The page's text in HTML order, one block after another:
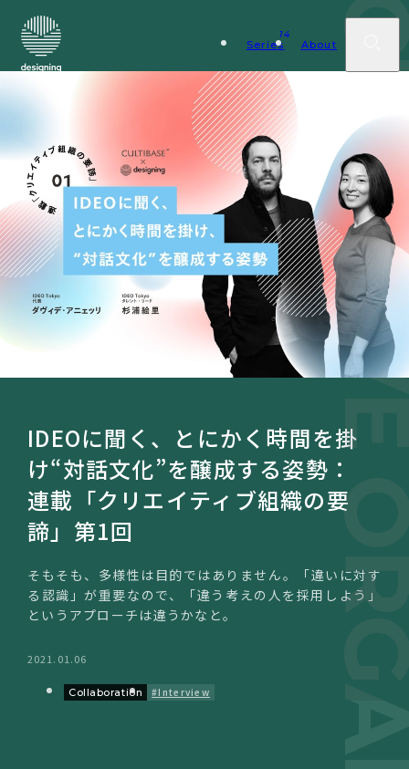
Series
14
About
IDEOに聞く、とにかく時間を掛
け“対話文化”を醸成する姿勢：
連載「クリエイティブ組織の要
諦」第1回
そもそも、多様性は目的ではありません。「違いに対す
る認識」が重要なので、「違う考えの人を採用しよう」
というアプローチは違うかなと。
2021.01.06
Collaboration #Interview